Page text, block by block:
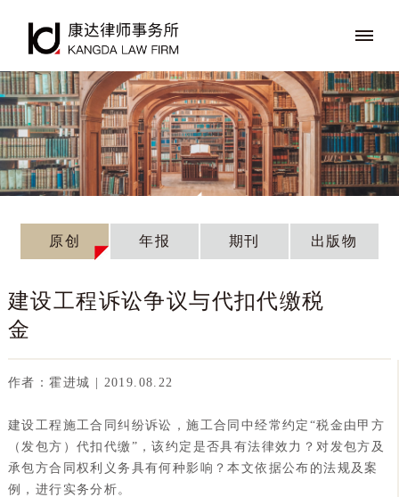
原创 年报 期刊 出版物
建设工程诉讼争议与代扣代缴税
金
作者：霍进城 | 2019.08.22
建设工程施工合同纠纷诉讼，施工合同中经常约定“税金由甲方
（发包方）代扣代缴”，该约定是否具有法律效力？对发包方及
承包方合同权利义务具有何种影响？本文依据公布的法规及案
例，进行实务分析。